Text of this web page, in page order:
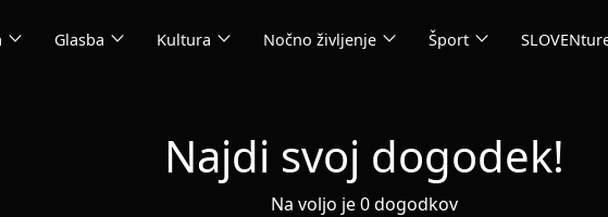
expand_more Glasba expand_more Kultura expand_more Nočno življenje expand_more Šport expand_more
Najdi svoj dogodek!
Na voljo je 0 dogodkov